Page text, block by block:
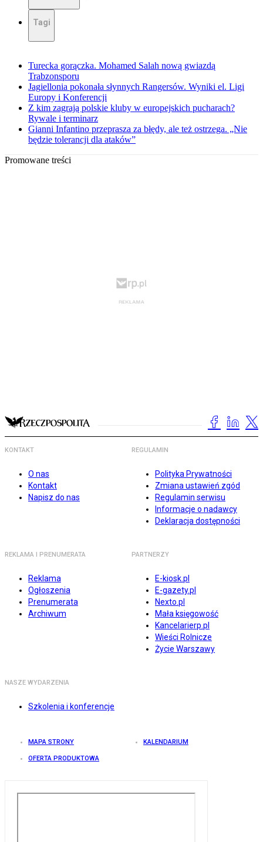
Tagi
Turecka gorączka. Mohamed Salah nową gwiazdą
Trabzonsporu
Jagiellonia pokonała słynnych Rangersów. Wyniki el. Ligi
Europy i Konferencji
Z kim zagrają polskie kluby w europejskich pucharach?
Rywale i terminarz
Gianni Infantino przeprasza za błędy, ale też ostrzega. „Nie
będzie tolerancji dla ataków”
Promowane treści
KONTAKT
O nas
Kontakt
Napisz do nas
REGULAMIN
Polityka Prywatności
Zmiana ustawień zgód
Regulamin serwisu
Informacje o nadawcy
Deklaracja dostępności
REKLAMA I PRENUMERATA
Reklama
Ogłoszenia
Prenumerata
Archiwum
PARTNERZY
E-kiosk.pl
E-gazety.pl
Nexto.pl
Mała księgowość
Kancelarierp.pl
Wieści Rolnicze
Życie Warszawy
NASZE WYDARZENIA
Szkolenia i konferencje
MAPA STRONY KALENDARIUM
OFERTA PRODUKTOWA